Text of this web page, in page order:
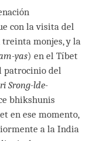
con la visita del
monjes, y la
yas) en el Tíbet
patrocinio del
Srong-lde-
bhikshunis
en ese momento,
a la India